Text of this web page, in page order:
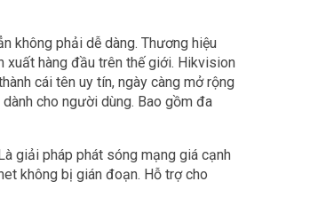
không phải dễ dàng. Thương hiệu
xuất hàng đầu trên thế giới. Hikvision
cái tên uy tín, ngày càng mở rộng
cho người dùng. Bao gồm đa
giải pháp phát sóng mạng giá cạnh
không bị gián đoạn. Hỗ trợ cho